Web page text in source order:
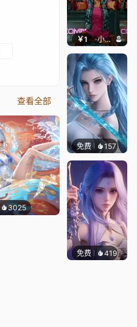
查看全部
3025
￥1 小鹿子
免费 157好看
免费 419好看